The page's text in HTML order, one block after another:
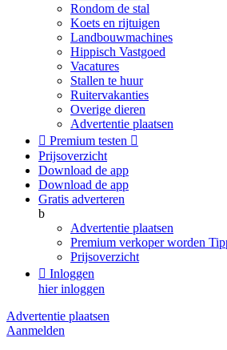
Rondom de stal
Koets en rijtuigen
Landbouwmachines
Hippisch Vastgoed
Vacatures
Stallen te huur
Ruitervakanties
Overige dieren
Advertentie plaatsen
 Premium testen 
Prijsoverzicht
Download de app
Download de app
Gratis adverteren
b
Advertentie plaatsen
Premium verkoper worden
Prijsoverzicht
 Inloggen
hier inloggen
Advertentie plaatsen
Aanmelden